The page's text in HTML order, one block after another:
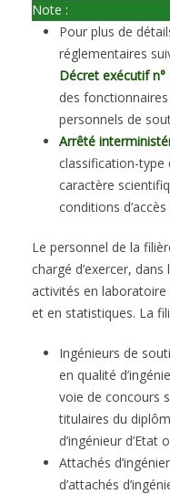
Note :
Pour plus de
réglementaires
Décret exécutif n°
des
personnels de
Arrêté
classification-type
caractère
conditions
Le personnel de la
chargé d’exercer,
activités en
et en statistiques. La
Ingénieurs de
en qualité
voie de concours
titulaires du
d’ingénieur d’Etat
Attachés
d’attachés